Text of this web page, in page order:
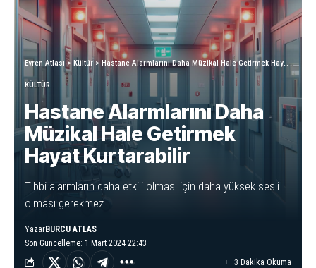
Evren Atlası > Kültür > Hastane Alarmlarını Daha Müzikal Hale Getirmek Hayat Kurtarabilir
KÜLTÜR
Hastane Alarmlarını Daha
Müzikal Hale Getirmek
Hayat Kurtarabilir
Tıbbi alarmların daha etkili olması için daha yüksek sesli
olması gerekmez.
Son Güncelleme: 1 Mart 2024 22:43
YazarBURCU ATLAS
3 Dakika Okuma